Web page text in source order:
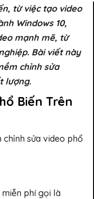
từ việc tạo video
Windows 10,
mạnh mẽ, từ
Bài viết này
chỉnh sửa
lượng.
Biến Trên
sửa video phổ
phí gọi là